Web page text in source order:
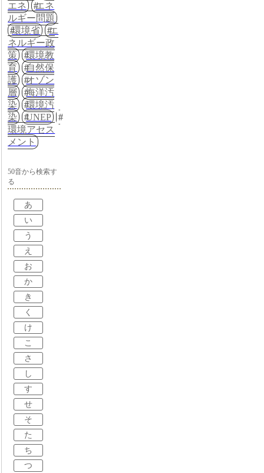
エネ
エネ
ルギー問題
環境省
エ
ネルギー政
策
環境教
育
自然保
護
オゾン
層
海洋汚
染
環境汚
染
UNEP
環境アセス
メント
50音から検索す
る
あ
い
う
え
お
か
き
く
け
こ
さ
し
す
せ
そ
た
ち
つ